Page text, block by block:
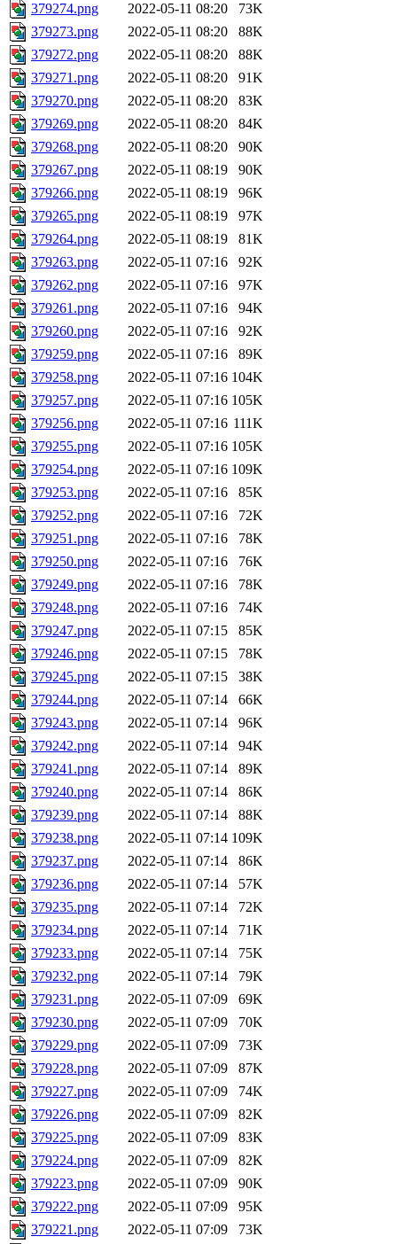
379274.png
2022-05-11 08:20
73K
379273.png
2022-05-11 08:20
88K
379272.png
2022-05-11 08:20
88K
379271.png
2022-05-11 08:20
91K
379270.png
2022-05-11 08:20
83K
379269.png
2022-05-11 08:20
84K
379268.png
2022-05-11 08:20
90K
379267.png
2022-05-11 08:19
90K
379266.png
2022-05-11 08:19
96K
379265.png
2022-05-11 08:19
97K
379264.png
2022-05-11 08:19
81K
379263.png
2022-05-11 07:16
92K
379262.png
2022-05-11 07:16
97K
379261.png
2022-05-11 07:16
94K
379260.png
2022-05-11 07:16
92K
379259.png
2022-05-11 07:16
89K
379258.png
2022-05-11 07:16 104K
379257.png
2022-05-11 07:16 105K
379256.png
2022-05-11 07:16 111K
379255.png
2022-05-11 07:16 105K
379254.png
2022-05-11 07:16 109K
379253.png
2022-05-11 07:16
85K
379252.png
2022-05-11 07:16
72K
379251.png
2022-05-11 07:16
78K
379250.png
2022-05-11 07:16
76K
379249.png
2022-05-11 07:16
78K
379248.png
2022-05-11 07:16
74K
379247.png
2022-05-11 07:15
85K
379246.png
2022-05-11 07:15
78K
379245.png
2022-05-11 07:15
38K
379244.png
2022-05-11 07:14
66K
379243.png
2022-05-11 07:14
96K
379242.png
2022-05-11 07:14
94K
379241.png
2022-05-11 07:14
89K
379240.png
2022-05-11 07:14
86K
379239.png
2022-05-11 07:14
88K
379238.png
2022-05-11 07:14 109K
379237.png
2022-05-11 07:14
86K
379236.png
2022-05-11 07:14
57K
379235.png
2022-05-11 07:14
72K
379234.png
2022-05-11 07:14
71K
379233.png
2022-05-11 07:14
75K
379232.png
2022-05-11 07:14
79K
379231.png
2022-05-11 07:09
69K
379230.png
2022-05-11 07:09
70K
379229.png
2022-05-11 07:09
73K
379228.png
2022-05-11 07:09
87K
379227.png
2022-05-11 07:09
74K
379226.png
2022-05-11 07:09
82K
379225.png
2022-05-11 07:09
83K
379224.png
2022-05-11 07:09
82K
379223.png
2022-05-11 07:09
90K
379222.png
2022-05-11 07:09
95K
379221.png
2022-05-11 07:09 73K